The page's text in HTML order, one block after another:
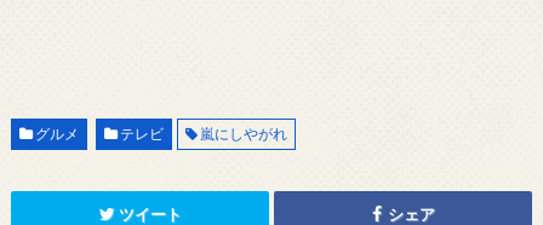
グルメ テレビ 嵐にしやがれ
ツイート シェア